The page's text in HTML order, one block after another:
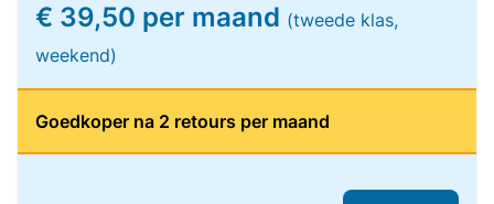
€ 39,50 per maand (tweede klas,
weekend)
Goedkoper na 2 retours per maand